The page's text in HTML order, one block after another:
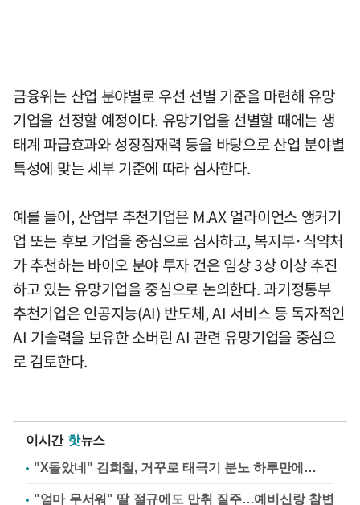
금융위는 산업 분야별로 우선 선별 기준을 마련해 유망
기업을 선정할 예정이다. 유망기업을 선별할 때에는 생
태계 파급효과와 성장잠재력 등을 바탕으로 산업 분야별
특성에 맞는 세부 기준에 따라 심사한다.
예를 들어, 산업부 추천기업은 M.AX 얼라이언스 앵커기
업 또는 후보 기업을 중심으로 심사하고, 복지부·식약처
가 추천하는 바이오 분야 투자 건은 임상 3상 이상 추진
하고 있는 유망기업을 중심으로 논의한다. 과기정통부
추천기업은 인공지능(AI) 반도체, AI 서비스 등 독자적인
AI 기술력을 보유한 소버린 AI 관련 유망기업을 중심으
로 검토한다.
이시간 핫뉴스
"X돌았네" 김희철, 거꾸로 태극기 분노 하루만에…
"엄마 무서워" 딸 절규에도 만취 질주…예비신랑 참변